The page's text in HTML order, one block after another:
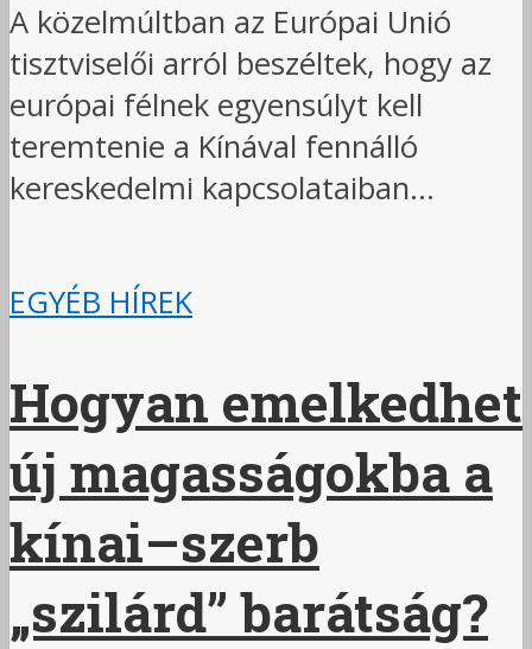
A közelmúltban az Európai Unió
tisztviselői arról beszéltek, hogy az
európai félnek egyensúlyt kell
teremtenie a Kínával fennálló
kereskedelmi kapcsolataiban...
EGYÉB HÍREK
Hogyan emelkedhet
új magasságokba a
kínai–szerb
„szilárd” barátság?